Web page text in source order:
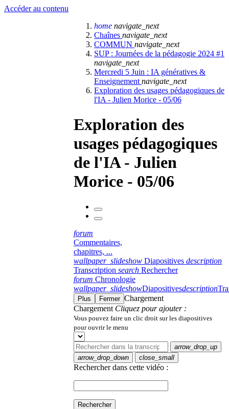
Accéder au contenu
home navigate_next
Chaînes navigate_next
COMMUN navigate_next
SUP : Journées de la pédagogie 2024 #1
navigate_next
Mercredi 5 Juin : IA génératives &
Enseignement navigate_next
Exploration des usages pédagogiques de
l'IA - Julien Morice - 05/06
Exploration des
usages pédagogiques
de l'IA - Julien
Morice - 05/06
forum
Commentaires,
chapitres, ...
wallpaper_slideshow Diapositives description
Transcription search Rechercher
forum Chronologie
wallpaper_slideshowDiapositivesdescription
Plus Fermer Chargement
Chargement Cliquez pour ajouter :
Vous pouvez faire un clic droit sur les diapositives
pour ouvrir le menu
arrow_drop_up
arrow_drop_down
close_small
Rechercher dans cette vidéo :
Rechercher